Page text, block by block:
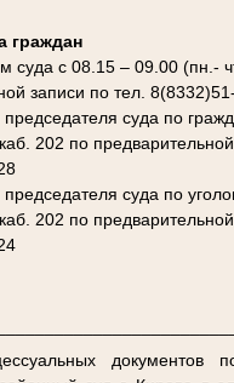
граждан
суда с 08.15 – 09.00 (пн.-
записи по тел.
суда по
202 по
суда по
202 по